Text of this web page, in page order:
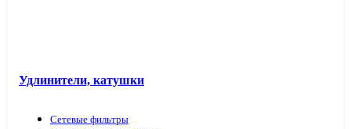
Удлинители, катушки
Сетевые фильтры